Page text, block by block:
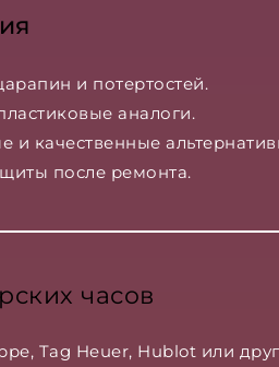
и потертостей.
аналоги.
и качественные
после ремонта.
часов
Tag Heuer, Hublot или